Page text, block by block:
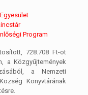
728.708 Ft-ot
a Közgyűjtemények
a Nemzeti
Könyvtárának